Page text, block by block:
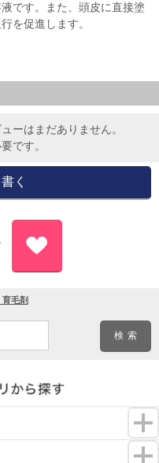
です。また、頭皮に直接塗
を促進します。
ーはまだありません。
です。
育毛剤